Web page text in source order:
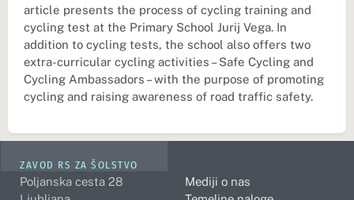
article presents the process of cycling training and
cycling test at the Primary School Jurij Vega. In
addition to cycling tests, the school also offers two
extra-curricular cycling activities – Safe Cycling and
Cycling Ambassadors – with the purpose of promoting
cycling and raising awareness of road traffic safety.
ZAVOD RS ZA ŠOLSTVO
Poljanska cesta 28
Mediji o nas